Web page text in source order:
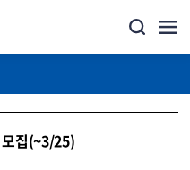
모집(~3/25)